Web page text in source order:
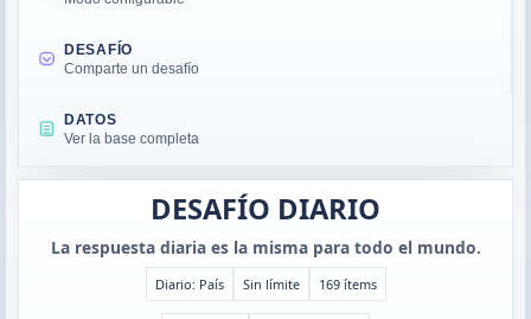
DESAFÍO
Comparte un desafío
DATOS
Ver la base completa
DESAFÍO DIARIO
La respuesta diaria es la misma para todo el mundo.
Diario: País Sin límite 169 ítems